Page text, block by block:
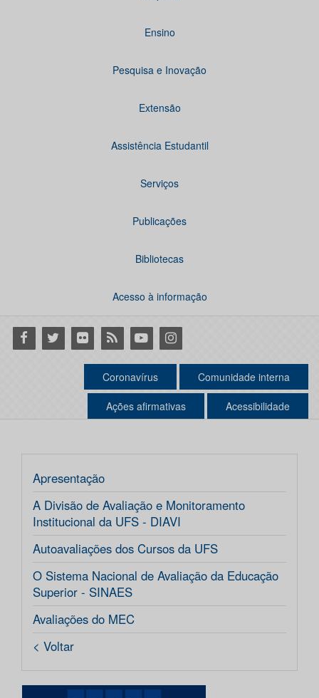
Ensino
Pesquisa e Inovação
Extensão
Assistência Estudantil
Serviços
Publicações
Bibliotecas
Acesso à informação
Facebook
Twitter Flickr RSS YoutubeInstagram
Coronavírus Comunidade interna
Ações afirmativas Acessibilidade
Apresentação
A Divisão de Avaliação e Monitoramento
Institucional da UFS - DIAVI
Autoavaliações dos Cursos da UFS
O Sistema Nacional de Avaliação da Educação
Superior - SINAES
Avaliações do MEC
< Voltar